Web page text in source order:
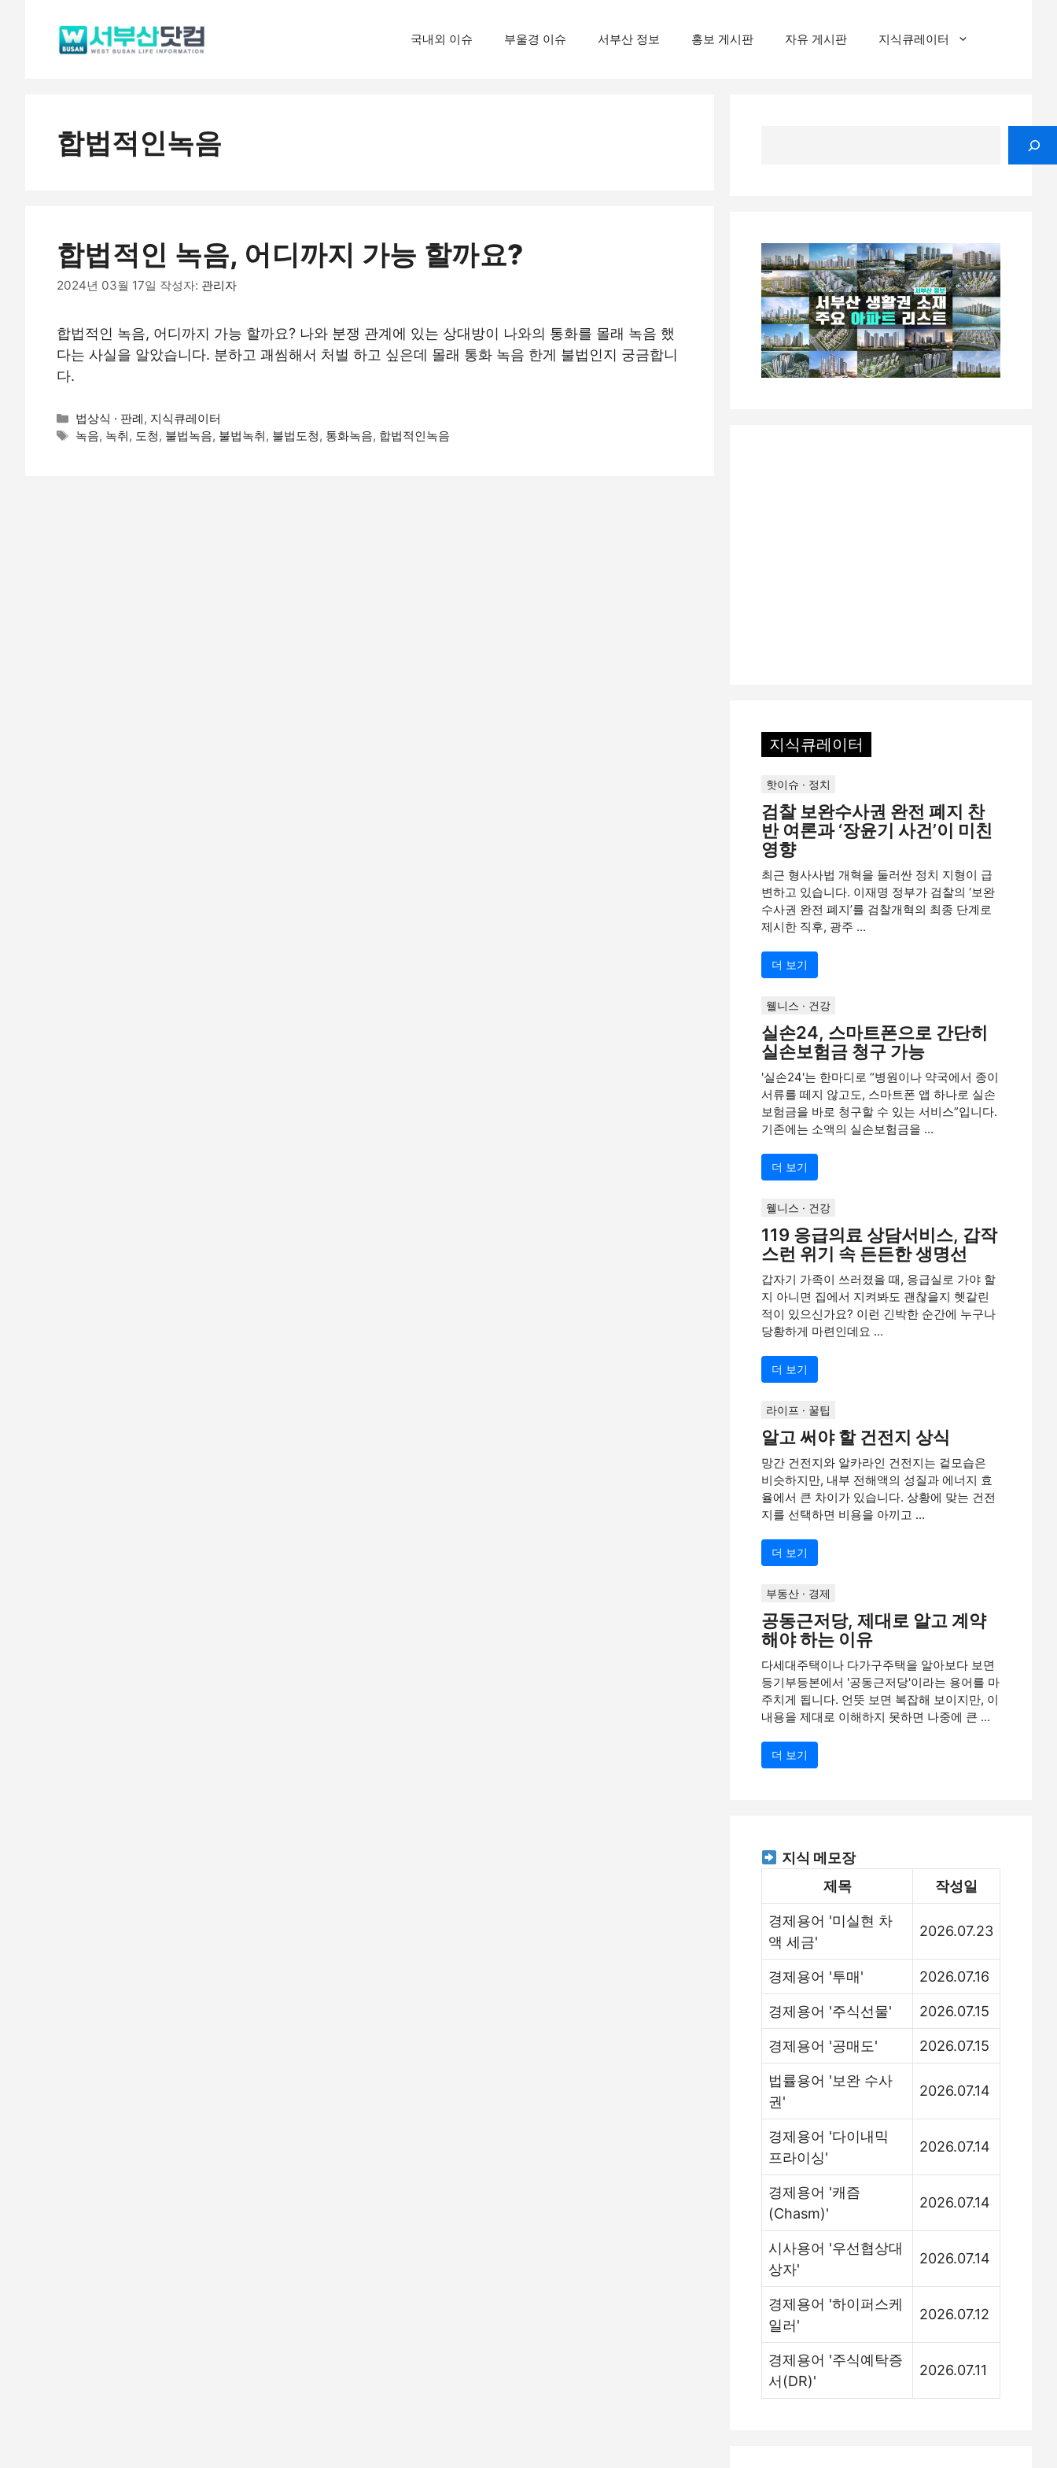
국내외 이슈 부울경 이슈 서부산 정보 홍보 게시판 자유 게시판 지식큐레이터
합법적인녹음
합법적인 녹음, 어디까지 가능 할까요?
2024년 03월 17일 작성자: 관리자
합법적인 녹음, 어디까지 가능 할까요? 나와 분쟁 관계에 있는 상대방이 나와의 통화를 몰래 녹음 했
다는 사실을 알았습니다. 분하고 괘씸해서 처벌 하고 싶은데 몰래 통화 녹음 한게 불법인지 궁금합니
다.
카
테
법상식 · 판례, 지식큐레이터
태
녹음, 녹취, 도청, 불법녹음, 불법녹취, 불법도청, 통화녹음, 합법적인녹음
지식큐레이터
핫이슈 · 정치
검찰 보완수사권 완전 폐지 찬
반 여론과 ‘장윤기 사건’이 미친
영향
최근 형사사법 개혁을 둘러싼 정치 지형이 급
변하고 있습니다. 이재명 정부가 검찰의 ‘보완
수사권 완전 폐지’를 검찰개혁의 최종 단계로
제시한 직후, 광주 ...
더 보기
웰니스 · 건강
실손24, 스마트폰으로 간단히
실손보험금 청구 가능
'실손24'는 한마디로 “병원이나 약국에서 종이
서류를 떼지 않고도, 스마트폰 앱 하나로 실손
보험금을 바로 청구할 수 있는 서비스”입니다.
기존에는 소액의 실손보험금을 ...
더 보기
웰니스 · 건강
119 응급의료 상담서비스, 갑작
스런 위기 속 든든한 생명선
갑자기 가족이 쓰러졌을 때, 응급실로 가야 할
지 아니면 집에서 지켜봐도 괜찮을지 헷갈린
적이 있으신가요? 이런 긴박한 순간에 누구나
당황하게 마련인데요 ...
더 보기
라이프 · 꿀팁
알고 써야 할 건전지 상식
망간 건전지와 알카라인 건전지는 겉모습은
비슷하지만, 내부 전해액의 성질과 에너지 효
율에서 큰 차이가 있습니다. 상황에 맞는 건전
지를 선택하면 비용을 아끼고 ...
더 보기
부동산 · 경제
공동근저당, 제대로 알고 계약
해야 하는 이유
다세대주택이나 다가구주택을 알아보다 보면
등기부등본에서 '공동근저당'이라는 용어를 마
주치게 됩니다. 언뜻 보면 복잡해 보이지만, 이
내용을 제대로 이해하지 못하면 나중에 큰 ...
더 보기
지식 메모장
제목
작성일
경제용어 '미실현 차
액 세금'
2026.07.23
경제용어 '투매' 2026.07.16
경제용어 '주식선물' 2026.07.15
경제용어 '공매도' 2026.07.15
법률용어 '보완 수사
권'
2026.07.14
경제용어 '다이내믹
프라이싱'
2026.07.14
경제용어 '캐즘
(Chasm)'
2026.07.14
시사용어 '우선협상대
상자'
2026.07.14
경제용어 '하이퍼스케
일러'
2026.07.12
경제용어 '주식예탁증
서(DR)'
2026.07.11